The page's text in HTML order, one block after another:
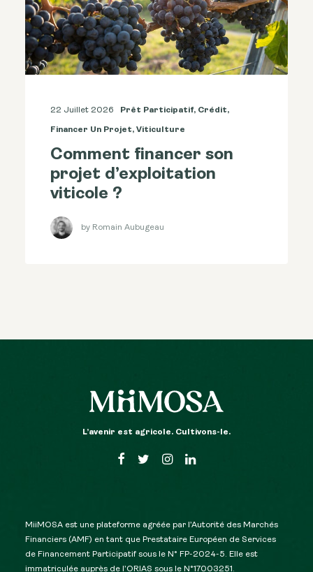
22 Juillet 2026 Prêt Participatif, Crédit,
Financer Un Projet, Viticulture
Comment financer son
projet d’exploitation
viticole ?
by Romain Aubugeau
L’avenir est agricole. Cultivons-le.
MiiMOSA est une plateforme agréée par l’Autorité des Marchés
Financiers (AMF) en tant que Prestataire Européen de Services
de Financement Participatif sous le N° FP-2024-5. Elle est
immatriculée auprès de l’ORIAS sous le N°17003251.